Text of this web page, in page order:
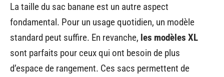
La taille du sac banane est un autre aspect
fondamental. Pour un usage quotidien, un modèle
standard peut suffire. En revanche, les modèles XL
sont parfaits pour ceux qui ont besoin de plus
d’espace de rangement. Ces sacs permettent de